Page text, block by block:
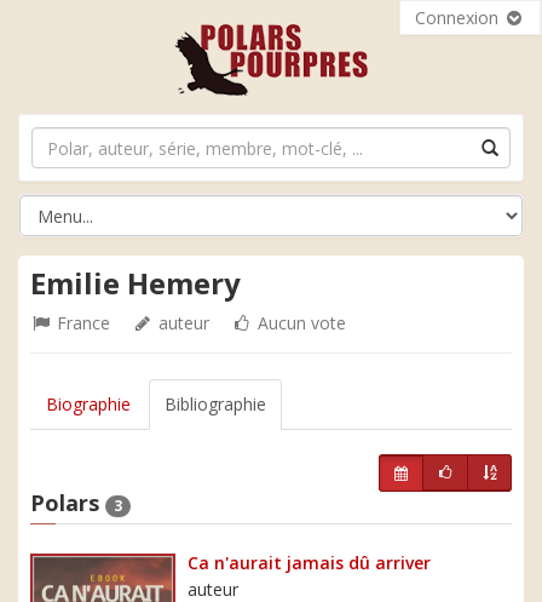
Connexion
Emilie Hemery
France auteur Aucun vote
Biographie Bibliographie
Polars 3
Ca n'aurait jamais dû arriver
auteur